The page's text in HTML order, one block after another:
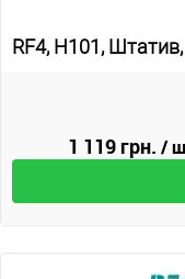
RF4, H101,
1 119 грн./